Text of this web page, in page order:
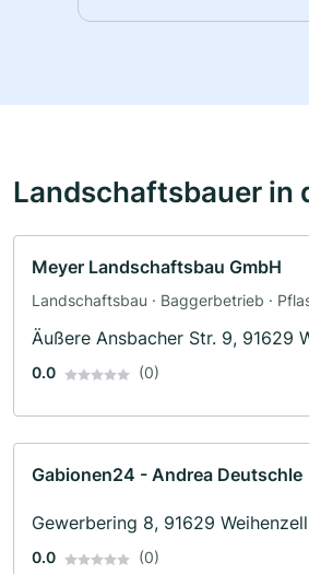
Landschaftsbauer in
Meyer Landschaftsbau GmbH
Landschaftsbau · Baggerbetrieb ·
Äußere Ansbacher Str. 9, 91629
0.0 (0)
Gabionen24 - Andrea Deutschle
Gewerbering 8, 91629 Weihenzell
0.0 (0)